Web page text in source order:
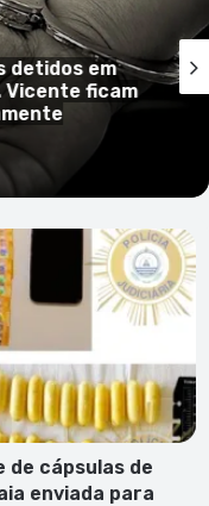
Social
em prisão
na cidade da
de cápsulas de
enviada para